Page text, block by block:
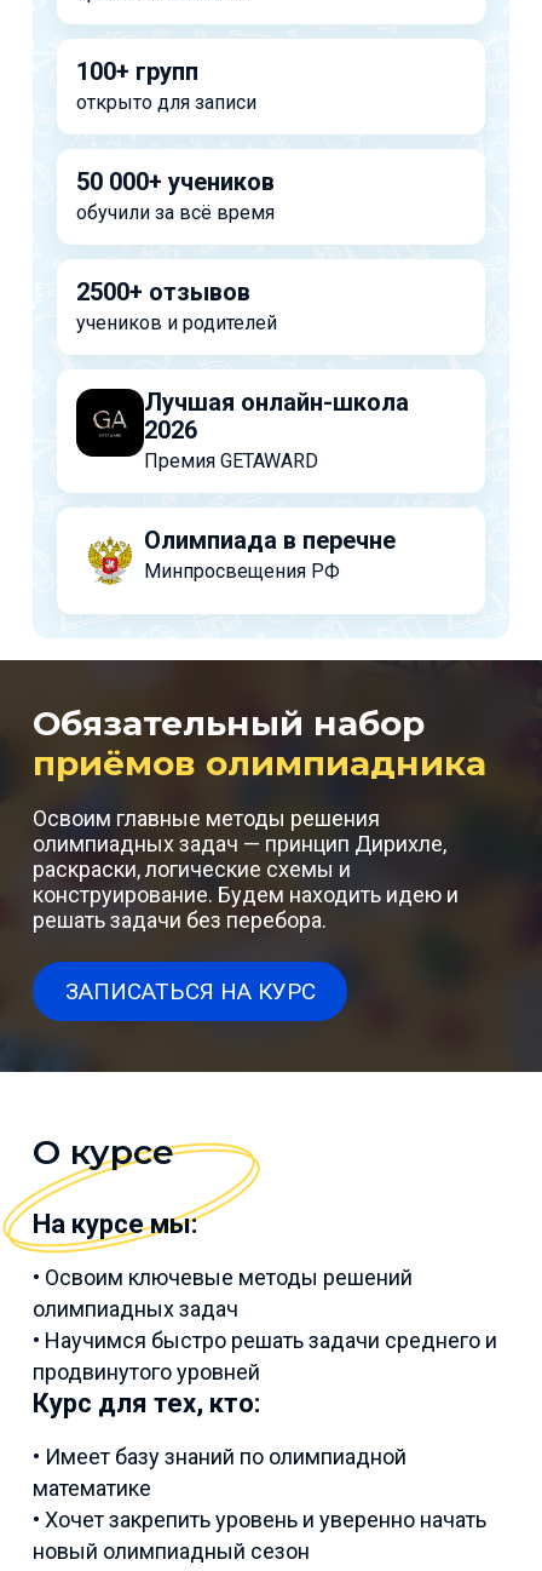
100+ групп
открыто для записи
50 000+ учеников
обучили за всё время
2500+ отзывов
учеников и родителей
Лучшая онлайн-школа
2026
Премия GETAWARD
Олимпиада в перечне
Минпросвещения РФ
Обязательный набор
приёмов олимпиадника
Освоим главные методы решения
олимпиадных задач — принцип Дирихле,
раскраски, логические схемы и
конструирование. Будем находить идею и
решать задачи без перебора.
ЗАПИСАТЬСЯ НА КУРС
О курсе
На курсе мы:
• Освоим ключевые методы решений
олимпиадных задач
• Научимся быстро решать задачи среднего и
продвинутого уровней
Курс для тех, кто:
• Имеет базу знаний по олимпиадной
математике
• Хочет закрепить уровень и уверенно начать
новый олимпиадный сезон